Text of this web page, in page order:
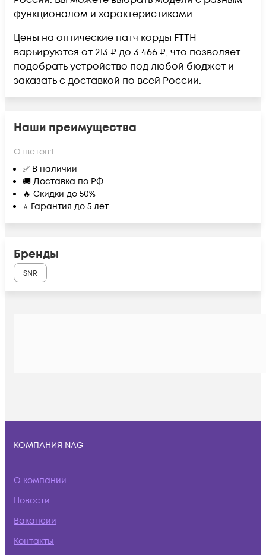
функционалом и характеристиками.
Цены на оптические патч корды FTTH
варьируются от 213 ₽ до 3 466 ₽, что позволяет
подобрать устройство под любой бюджет и
заказать с доставкой по всей России.
Наши преимущества
Ответов:1
✅ В наличии
🚚 Доставка по РФ
🔥 Скидки до 50%
⭐ Гарантия до 5 лет
Бренды
SNR
КОМПАНИЯ NAG
О компании
Новости
Вакансии
Контакты